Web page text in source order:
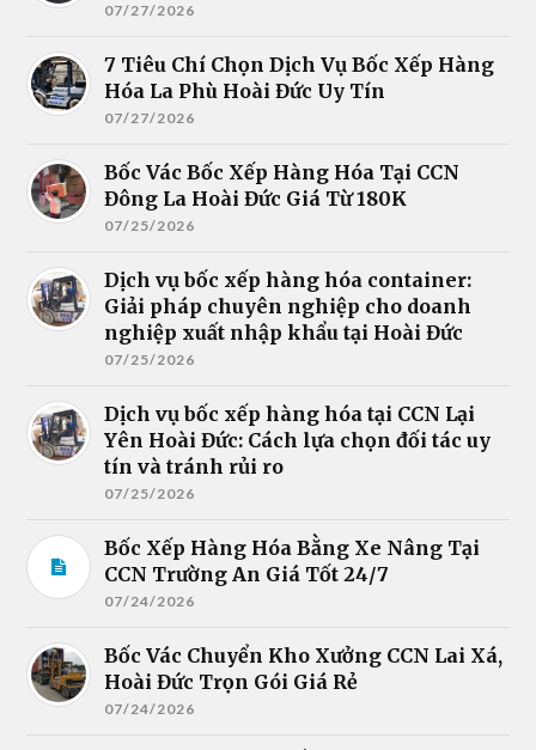
07/27/2026
7 Tiêu Chí Chọn Dịch Vụ Bốc Xếp Hàng
Hóa La Phù Hoài Đức Uy Tín
07/27/2026
Bốc Vác Bốc Xếp Hàng Hóa Tại CCN
Đông La Hoài Đức Giá Từ 180K
07/25/2026
Dịch vụ bốc xếp hàng hóa container:
Giải pháp chuyên nghiệp cho doanh
nghiệp xuất nhập khẩu tại Hoài Đức
07/25/2026
Dịch vụ bốc xếp hàng hóa tại CCN Lại
Yên Hoài Đức: Cách lựa chọn đối tác uy
tín và tránh rủi ro
07/25/2026
Bốc Xếp Hàng Hóa Bằng Xe Nâng Tại
CCN Trường An Giá Tốt 24/7
07/24/2026
Bốc Vác Chuyển Kho Xưởng CCN Lai Xá,
Hoài Đức Trọn Gói Giá Rẻ
07/24/2026